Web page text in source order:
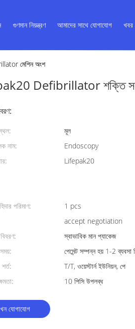
গুণমান নিয়ন্ত্রণ আমাদের সাথে যোগাযোগ খবর
মেশিন অংশ
Defibrillator শক্তি
মূল
নাম:
Endoscopy
Lifepak20
পরিমাণ:
1 pcs
accept negotiation
স্বাভাবিক মান প্যাকেজ
পেমেন্ট সম্পন্ন হয় 1-2 ব্যবসা
T/T, ওয়েস্টার্ন ইউনিয়ন, পে
10 পিসি উপলব্ধ
যোগাযোগ